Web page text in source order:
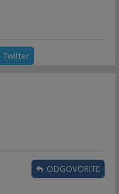
Twitter
ODGOVORITE